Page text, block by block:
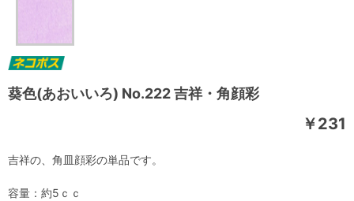
葵色(あおいいろ) No.222 吉祥・角顔彩
￥231
吉祥の、角皿顔彩の単品です。
容量：約5ｃｃ